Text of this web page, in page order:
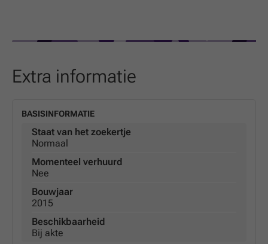
Extra informatie
BASISINFORMATIE
Staat van het zoekertje
Normaal
Momenteel verhuurd
Nee
Bouwjaar
2015
Beschikbaarheid
Bij akte